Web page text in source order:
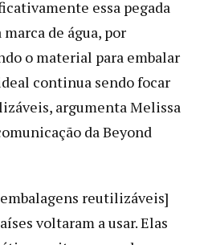
essa pegada
de água, por
o material para embalar
continua sendo focar
argumenta Melissa
da Beyond
reutilizáveis]
voltaram a usar. Elas